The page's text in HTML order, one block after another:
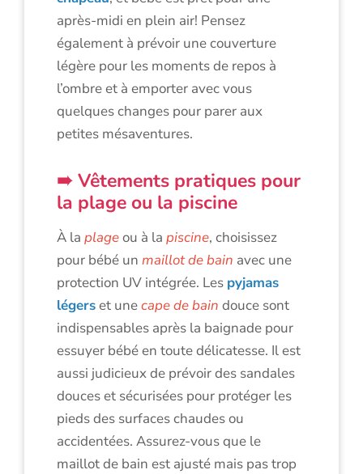
après-midi en plein air! Pensez
également à prévoir une couverture
légère pour les moments de repos à
l’ombre et à emporter avec vous
quelques changes pour parer aux
petites mésaventures.
Vêtements pratiques pour
la plage ou la piscine
À la plageou à la piscine, choisissez
pour bébé un maillot de bain avec une
protection UV intégrée. Les pyjamas
légerset unecape de bain douce sont
indispensables après la baignade pour
essuyer bébé en toute délicatesse. Il est
aussi judicieux de prévoir des sandales
douces et sécurisées pour protéger les
pieds des surfaces chaudes ou
accidentées. Assurez-vous que le
maillot de bain est ajusté mais pas trop